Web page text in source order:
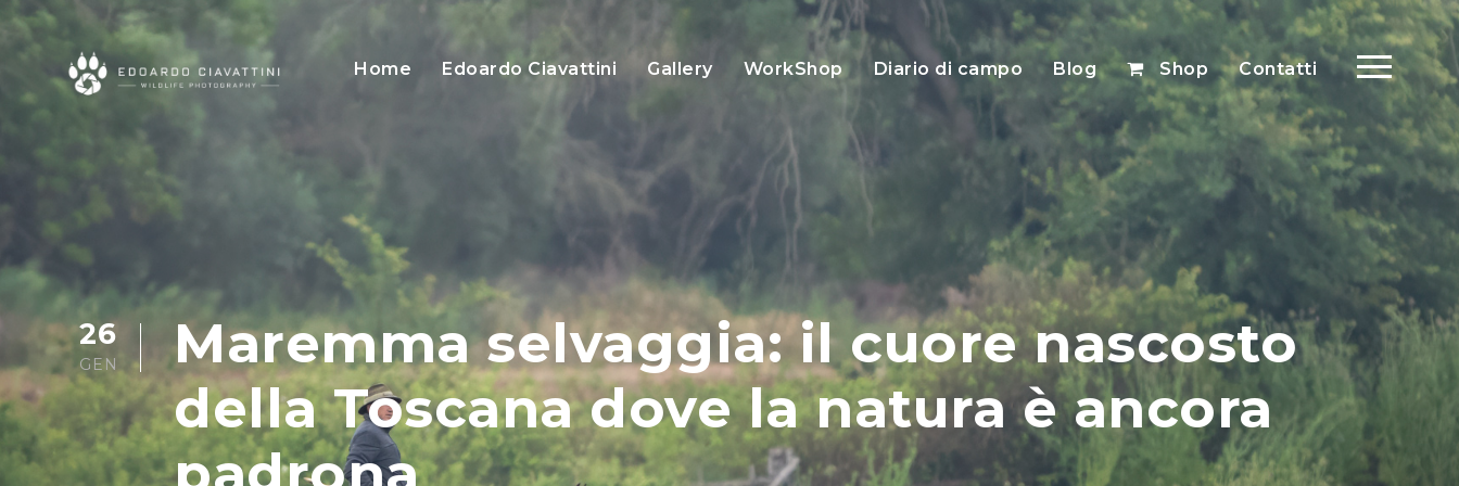
Home Edoardo Ciavattini Gallery WorkShop Diario di campo Blog Shop Contatti
26
GEN
Maremma selvaggia: il cuore nascosto
della Toscana dove la natura è ancora